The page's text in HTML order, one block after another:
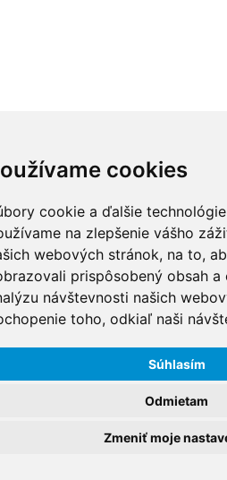
cookies
cookie a ďalšie
na zlepšenie vášho
webových stránok, na to,
prispôsobený obsah a
návštevnosti našich
toho, odkiaľ naši
Súhlasím
Odmietam
Zmeniť moje
dozvedieť viac?
kde nájdete všetko o nás na